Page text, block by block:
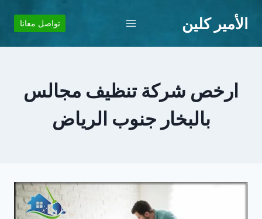
الأمير كلين تواصل معانا
ارخص شركة تنظيف مجالس
بالبخار جنوب الرياض